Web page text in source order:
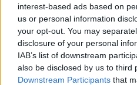
interest-based ads based on
us or personal information
your opt-out. You may
disclosure of your personal
IAB’s list of downstream
also be disclosed by us to third
Downstream Participants that
Kedy treba dať
sa o ne starať
Zagurami 9. januára 2025